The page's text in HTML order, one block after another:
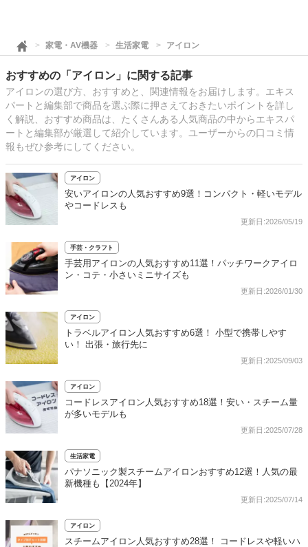
家電・AV機器 生活家電 アイロン
おすすめの「アイロン」に関する記事
アイロンの選び方、おすすめと、関連情報をお届けします。エキス
パートと編集部で商品を選ぶ際に押さえておきたいポイントを詳し
く解説、おすすめ商品は、たくさんある人気商品の中からエキスパ
ートと編集部が厳選して紹介しています。ユーザーからの口コミ情
報もぜひ参考にしてください。
アイロン
安いアイロンの人気おすすめ9選！コンパクト・軽いモデル
やコードレスも
更新日:2026/05/19
手芸・クラフト
手芸用アイロンの人気おすすめ11選！パッチワークアイロ
ン・コテ・小さいミニサイズも
更新日:2026/01/30
アイロン
トラベルアイロン人気おすすめ6選！ 小型で携帯しやす
い！ 出張・旅行先に
更新日:2025/09/03
アイロン
コードレスアイロン人気おすすめ18選！安い・スチーム量
が多いモデルも
更新日:2025/07/28
生活家電
パナソニック製スチームアイロンおすすめ12選！人気の最
新機種も【2024年】
更新日:2025/07/14
アイロン
スチームアイロン人気おすすめ28選！ コードレスや軽いハ